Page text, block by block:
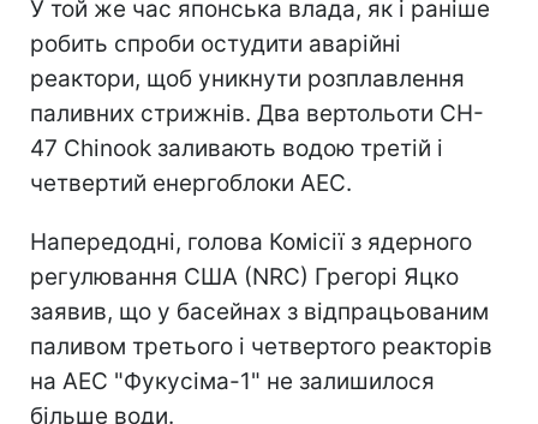
У той же час японська влада, як і раніше
робить спроби остудити аварійні
реактори, щоб уникнути розплавлення
паливних стрижнів. Два вертольоти CH-
47 Chinook заливають водою третій і
четвертий енергоблоки АЕС.
Напередодні, голова Комісії з ядерного
регулювання США (NRC) Грегорі Яцко
заявив, що у басейнах з відпрацьованим
паливом третього і четвертого реакторів
на АЕС "Фукусіма-1" не залишилося
більше води.